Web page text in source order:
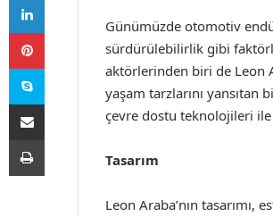
Günümüzde otomotiv
sürdürülebilirlik gibi
aktörlerinden biri de Leon
yaşam tarzlarını yansıtan
çevre dostu teknolojileri ile
Tasarım
Leon Araba’nın
Pinterest
Skype
E-Posta ile paylaş